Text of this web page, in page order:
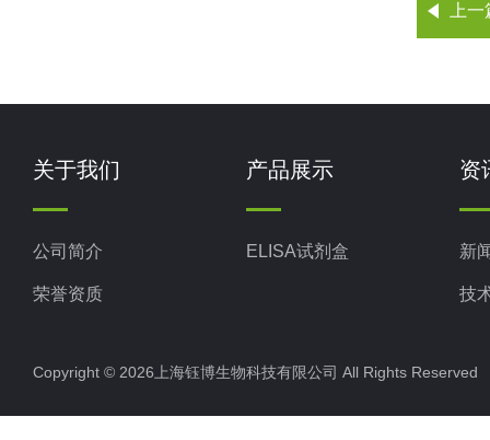
上
关于我们
公司简介
荣誉资质
产品展示
ELISA试剂盒
资
新
技
Copyright © 2026上海钰博生物科技有限公司 All Rights